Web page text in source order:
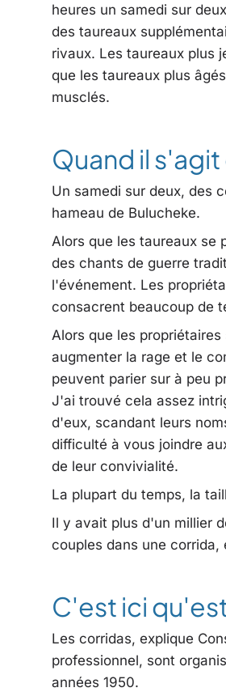
heures un samedi sur
des taureaux
rivaux. Les taureaux plus
que les taureaux plus
musclés.
Quand il
Un samedi sur deux, des
hameau de Bulucheke.
Alors que les taureaux se
des chants de guerre
l'événement. Les
consacrent beaucoup de
Alors que les
augmenter la rage et le
peuvent parier sur à peu
J'ai trouvé cela assez
d'eux, scandant leurs
difficulté à vous joindre
de leur convivialité.
La plupart du temps, la
Il y avait plus d'un millier
couples dans une
C'est ici
Les corridas, explique
professionnel, sont
années 1950.